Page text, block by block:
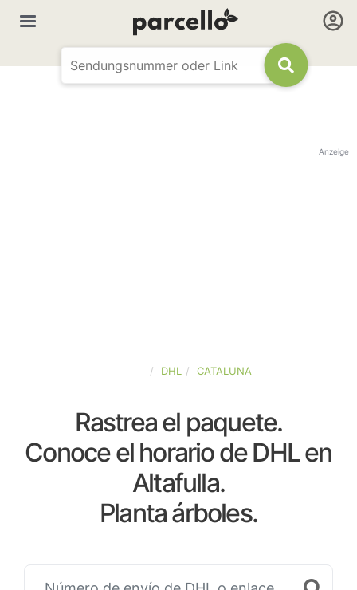
Anzeige
DHL CATALUNA
Rastrea el paquete.
Conoce el horario de DHL en
Altafulla.
Planta árboles.